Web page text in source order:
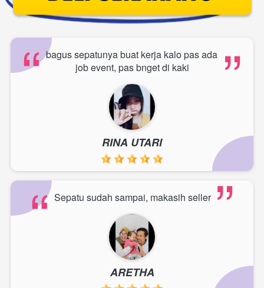
“ bagus sepatunya buat kerja kalo pas ada
job event, pas bnget di kaki
“
RINA UTARI
“ Sepatu sudah sampai, makasih seller “
ARETHA